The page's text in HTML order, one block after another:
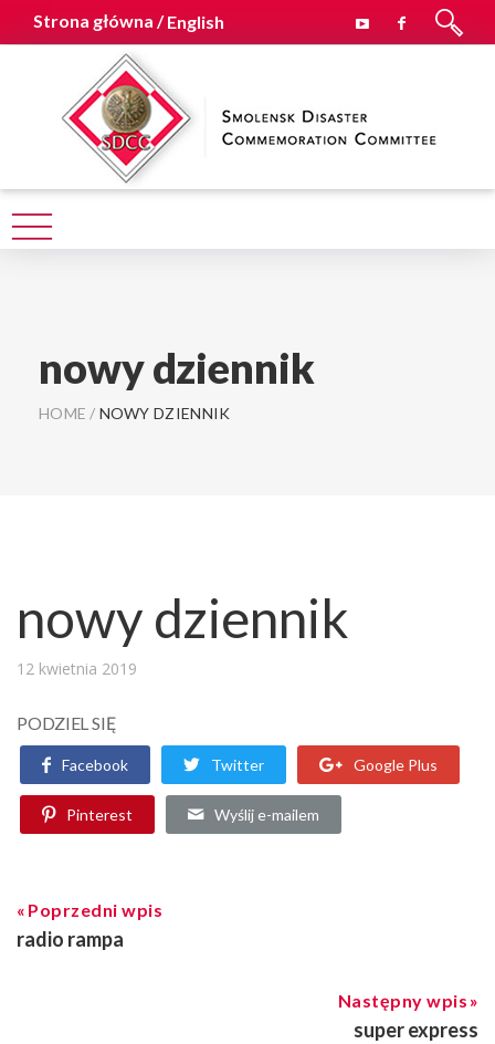
Strona główna /English
nowy dziennik
HOME / NOWY DZIENNIK
nowy dziennik
12 kwietnia 2019
PODZIEL SIĘ
Facebook Twitter Google Plus
Pinterest Wyślij e-mailem
Poprzedni wpis
radio rampa
Następny wpis
super express